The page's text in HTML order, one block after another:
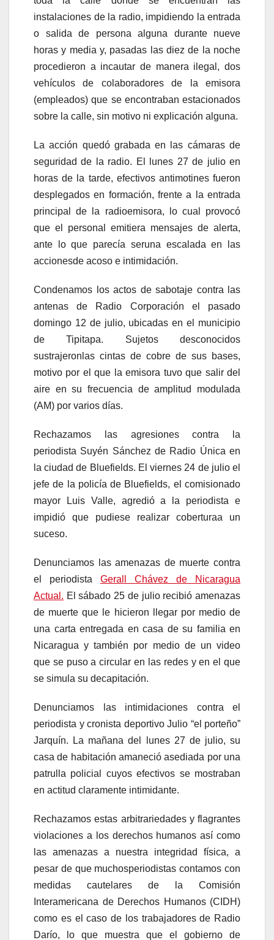
instalaciones de la radio, impidiendo la entrada
o salida de persona alguna durante nueve
horas y media y, pasadas las diez de la noche
procedieron a incautar de manera ilegal, dos
vehículos de colaboradores de la emisora
(empleados) que se encontraban estacionados
sobre la calle, sin motivo ni explicación alguna.
La acción quedó grabada en las cámaras de
seguridad de la radio. El lunes 27 de julio en
horas de la tarde, efectivos antimotines fueron
desplegados en formación, frente a la entrada
principal de la radioemisora, lo cual provocó
que el personal emitiera mensajes de alerta,
ante lo que parecía seruna escalada en las
accionesde acoso e intimidación.
Condenamos los actos de sabotaje contra las
antenas de Radio Corporación el pasado
domingo 12 de julio, ubicadas en el municipio
de Tipitapa. Sujetos desconocidos
sustrajeronlas cintas de cobre de sus bases,
motivo por el que la emisora tuvo que salir del
aire en su frecuencia de amplitud modulada
(AM) por varios días.
Rechazamos las agresiones contra la
periodista Suyén Sánchez de Radio Única en
la ciudad de Bluefields. El viernes 24 de julio el
jefe de la policía de Bluefields, el comisionado
mayor Luis Valle, agredió a la periodista e
impidió que pudiese realizar coberturaa un
suceso.
Denunciamos las amenazas de muerte contra
el periodista Gerall Chávez de Nicaragua
Actual. El sábado 25 de julio recibió amenazas
de muerte que le hicieron llegar por medio de
una carta entregada en casa de su familia en
Nicaragua y también por medio de un video
que se puso a circular en las redes y en el que
se simula su decapitación.
Denunciamos las intimidaciones contra el
periodista y cronista deportivo Julio “el porteño”
Jarquín. La mañana del lunes 27 de julio, su
casa de habitación amaneció asediada por una
patrulla policial cuyos efectivos se mostraban
en actitud claramente intimidante.
Rechazamos estas arbitrariedades y flagrantes
violaciones a los derechos humanos así como
las amenazas a nuestra integridad física, a
pesar de que muchosperiodistas contamos con
medidas cautelares de la Comisión
Interamericana de Derechos Humanos (CIDH)
como es el caso de los trabajadores de Radio
Darío, lo que muestra que el gobierno de